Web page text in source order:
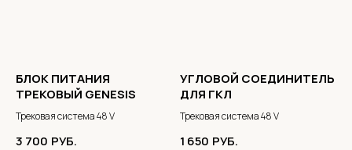
БЛОК ПИТАНИЯ
ТРЕКОВЫЙ GENESIS
Трековая система 48 V
3 700 РУБ.
УГЛОВОЙ СОЕДИНИТЕЛЬ
ДЛЯ ГКЛ
Трековая система 48 V
1 650 РУБ.